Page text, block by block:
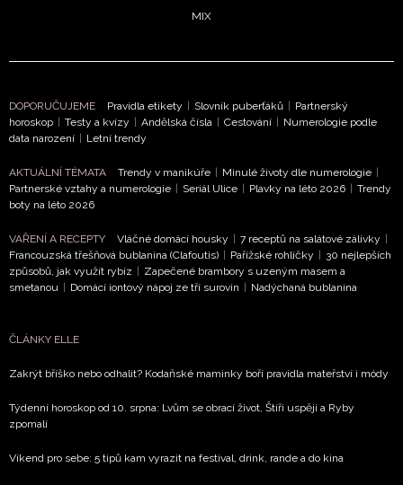
NEWSLETTER
ODESLAT
Přihlášením k newsletteru souhlasíte s
potvrzujete, že jste se seznámili seZásadami
Vašimi údaji pracovat zejména k organizaci a
MIX
DOPORUČUJEME Pravidla etikety Slovník puberťáků
Partnerský
horoskop
Testy a kvízy Andělská čísla Cestování
Numerologie podle
data narození
Letní trendy
AKTUÁLNÍ TÉMATA Trendy v manikúře Minulé životy dle numerologie
Partnerské vztahy a numerologie
Seriál Ulice Plavky na léto 2026
Trendy
boty na léto 2026
VAŘENÍ A RECEPTY Vláčné domácí housky 7 receptů na salátové zálivky
Francouzská třešňová bublanina (Clafoutis)
Pařížské rohlíčky
30 nejlepších
způsobů, jak využít rybíz
Zapečené brambory s uzeným masem a
smetanou
Domácí iontový nápoj ze tří surovin Nadýchaná bublanina
ČLÁNKY ELLE
Zakrýt bříško nebo odhalit? Kodaňské maminky boří pravidla mateřství i módy
Týdenní horoskop od 10. srpna: Lvům se obrací život, Štíři uspějí a Ryby
zpomalí
Víkend pro sebe: 5 tipů kam vyrazit na festival, drink, rande a do kina